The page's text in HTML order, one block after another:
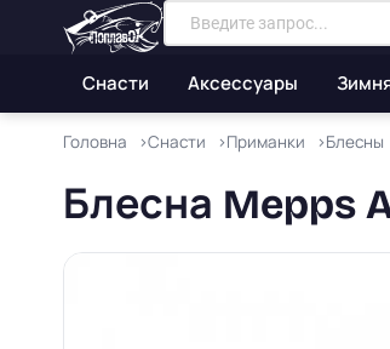
Снасти Аксессуары
Головна Снасти Приманки Блесны
Блесна Mepps